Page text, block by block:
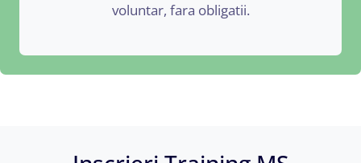
voluntar, fara obligatii.